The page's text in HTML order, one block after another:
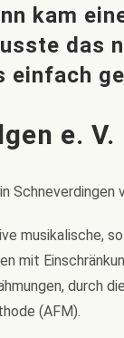
kam
das
einfach
e. V.
Schneverdingen
musikalische,
mit
durch
(AFM).